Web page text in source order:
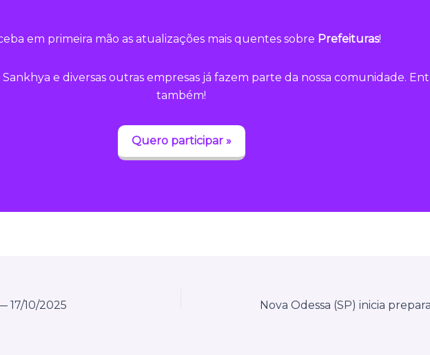
em primeira mão as atualizações mais quentes sobre Prefeituras!
Sankhya e diversas outras empresas já fazem parte da nossa comunidade.
também!
Quero participar »
17/10/2025